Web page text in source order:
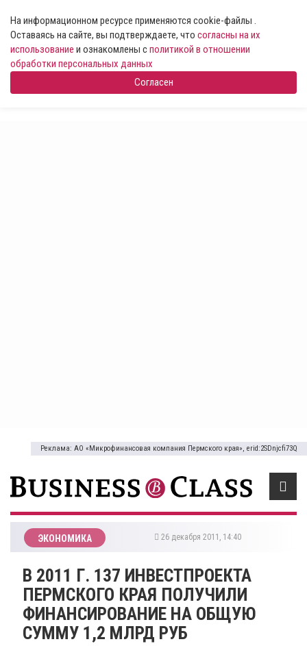
На информационном ресурсе применяются cookie-файлы .
Оставаясь на сайте, вы подтверждаете, что согласны на их
использование и ознакомлены сполитикой в отношении
обработки персональных данных
Согласен
Реклама: АО «Микрофинансовая компания Пермского края», erid:2SDnjcfi73Q
ЭКОНОМИКА 26 декабря 2011, 14:40
В 2011 Г. 137 ИНВЕСТПРОЕКТА
ПЕРМСКОГО КРАЯ ПОЛУЧИЛИ
ФИНАНСИРОВАНИЕ НА ОБЩУЮ
СУММУ 1,2 МЛРД РУБ